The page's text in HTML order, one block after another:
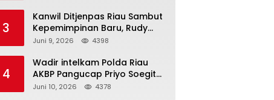
Lakukan Pengawasan Ketat
3
Kanwil Ditjenpas Riau Sambut
Kepemimpinan Baru, Rudy
Fernando Sianturi Resmi
Juni 9, 2026 4398
4
Wadir intelkam Polda Riau
AKBP Pangucap Priyo Soegito
Menghadiri Kolaborasi
Juni 10, 2026 4378